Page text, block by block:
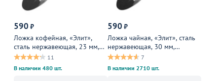
590 ₽
Ложка кофейная, «Элит»,
сталь нержавеющая, 23 мм,
металлическая
11
В наличии 480 шт.
590 ₽
Ложка чайная, «Элит», сталь
нержавеющая, 30 мм,
металлическая
7
В наличии 2710 шт.